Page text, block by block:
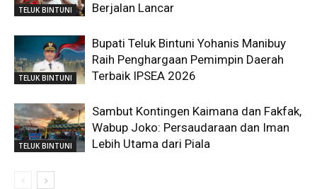
TELUK BINTUNI
Berjalan Lancar
TELUK BINTUNI
Bupati Teluk Bintuni Yohanis Manibuy
Raih Penghargaan Pemimpin Daerah
Terbaik IPSEA 2026
TELUK BINTUNI
Sambut Kontingen Kaimana dan Fakfak,
Wabup Joko: Persaudaraan dan Iman
Lebih Utama dari Piala